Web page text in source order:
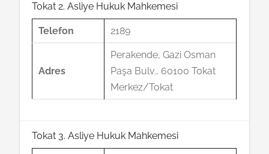
Tokat 2. Asliye Hukuk Mahkemesi
Telefon 2189
Adres
Perakende, Gazi Osman
Paşa Bulv., 60100 Tokat
Merkez/Tokat
Tokat 3. Asliye Hukuk Mahkemesi